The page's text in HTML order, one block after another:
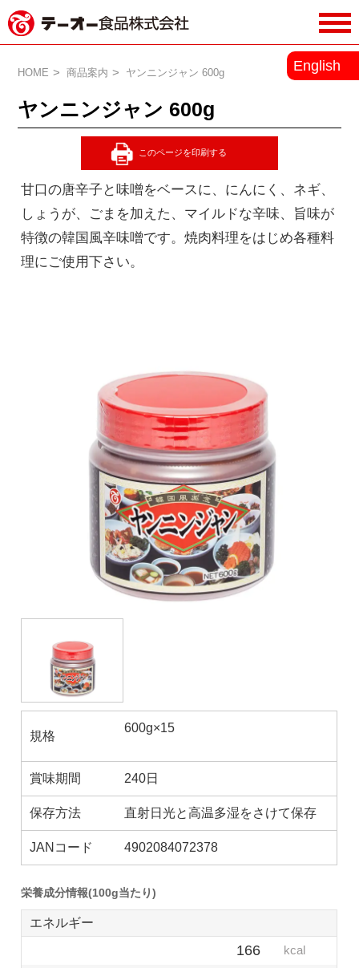
ー食品株式会社
English
HOME 商品案内 ヤンニンジャン 600g
ヤンニンジャン 600g
甘口の唐辛子と味噌をベースに、にんにく、ネギ、
しょうが、ごまを加えた、マイルドな辛味、旨味が
特徴の韓国風辛味噌です。焼肉料理をはじめ各種料
理にご使用下さい。
規格
600g×15
賞味期間 240日
保存方法 直射日光と高温多湿をさけて保存
JANコード 4902084072378
栄養成分情報(100g当たり)
エネルギー
166 kcal